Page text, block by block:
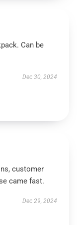
Can be
Dec 30, 2024
customer
came fast.
Dec 29, 2024